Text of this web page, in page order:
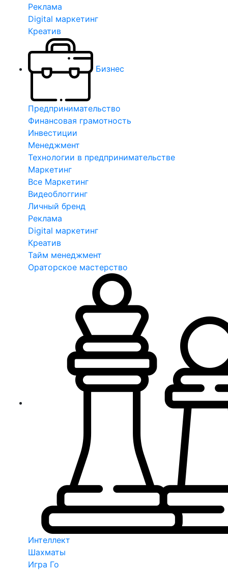
Реклама
Digital маркетинг
Креатив
Бизнес
Предпринимательство
Финансовая грамотность
Инвестиции
Менеджмент
Технологии в предпринимательстве
Маркетинг
Все Маркетинг
Видеоблоггинг
Личный бренд
Реклама
Digital маркетинг
Креатив
Тайм менеджмент
Ораторское мастерство
Интеллект
Шахматы
Игра Го